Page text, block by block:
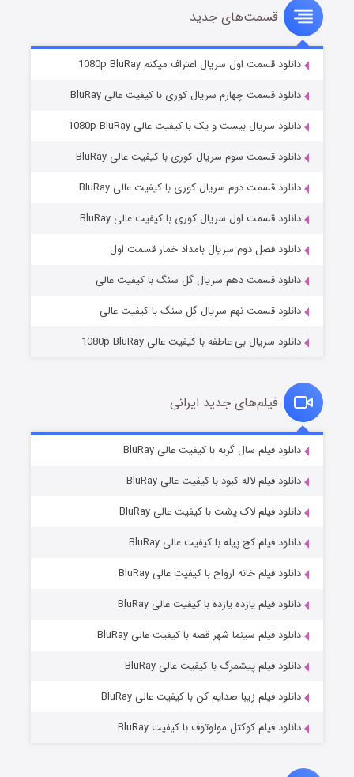
سریال زشت
قسمت۲ (زیرنویس) منتشر شد
مردگان متحرک: شهر مرده ۳
قسمت۲ (زیرنویس) منتشر شد
قسمت۷ (زیرنویس) منتشر شد
قسمت‌های جدید
دانلود قسمت اول سریال اعتراف میکنم 1080p BluRay
دانلود قسمت چهارم سریال کوری با کیفیت عالی BluRay
دانلود سریال بیست و یک با کیفیت عالی 1080p BluRay
دانلود قسمت سوم سریال کوری با کیفیت عالی BluRay
دانلود قسمت دوم سریال کوری با کیفیت عالی BluRay
دانلود قسمت اول سریال کوری با کیفیت عالی BluRay
دانلود فصل دوم سریال بامداد خمار قسمت اول
دانلود قسمت دهم سریال گل سنگ با کیفیت عالی
دانلود قسمت نهم سریال گل سنگ با کیفیت عالی
دانلود سریال بی عاطفه با کیفیت عالی 1080p BluRay
فیلم‌های جدید ایرانی
دانلود فیلم سال گربه با کیفیت عالی BluRay
دانلود فیلم لاله کبود با کیفیت عالی BluRay
دانلود فیلم لاک پشت با کیفیت عالی BluRay
دانلود فیلم کج‌ پیله با کیفیت عالی BluRay
دانلود فیلم خانه ارواح با کیفیت عالی BluRay
دانلود فیلم یازده یازده با کیفیت عالی BluRay
دانلود فیلم سینما شهر قصه با کیفیت عالی BluRay
دانلود فیلم پیشمرگ با کیفیت عالی BluRay
دانلود فیلم زیبا صدایم کن با کیفیت عالی BluRay
دانلود فیلم کوکتل مولوتوف با کیفیت BluRay